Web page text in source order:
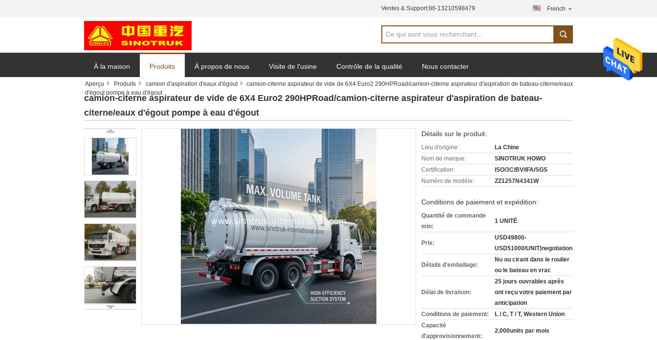
Ventes & Support:86-13210598479 French
À la maison Produits À propos de nous Visite de l'usine Contrôle de la qualité Nous contacter
Demande de soumission
Aperçu Produits camion d'aspiration d'eaux d'égout
camion-citerne aspirateur de vide de 6X4 Euro2 290HPRoad/camion-citerne aspirateur d'aspiration de bateau-citerne/eaux
d'égout pompe à eau d'égout
camion-citerne aspirateur de vide de 6X4 Euro2 290HPRoad/camion-citerne aspirateur d'aspiration de bateau-
citerne/eaux d'égout pompe à eau d'égout
Détails sur le produit:
Lieu d'origine:
La Chine
Nom de marque:
SINOTRUK HOWO
Certification:
ISO/3C/BV/IFA/SGS
Numéro de modèle:
ZZ1257N4341W
Conditions de paiement et expédition:
Quantité de commande
min:
1 UNITÉ
Prix:
USD49800-
USD51000/UNIT)negotiation
Détails d'emballage:
Nu ou cirant dans le roulier
ou le bateau en vrac
Délai de livraison:
25 jours ouvrables après
ont reçu votre paiement par
anticipation
Conditions de paiement:
L / C, T / T, Western Union
Capacité
d'approvisionnement:
2,000units par mois